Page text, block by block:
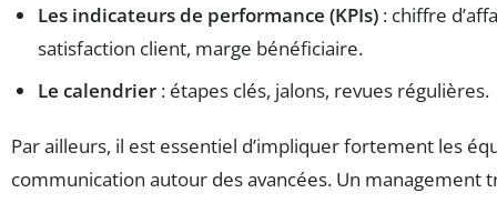
Les indicateurs de performance (KPIs) : chiffre
satisfaction client, marge bénéficiaire.
Le calendrier : étapes clés, jalons, revues régulières.
Par ailleurs, il est essentiel d’impliquer fortement les
communication autour des avancées. Un management